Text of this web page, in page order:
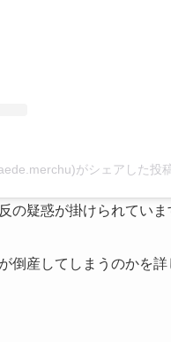
がシェアした投
の疑惑が掛けられていま
倒産してしまうのかを詳